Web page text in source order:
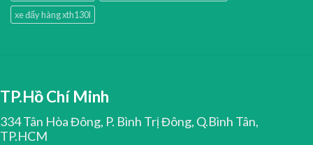
xe đẩy hàng xth130l
TP.Hồ Chí Minh
334 Tân Hòa Đông, P. Bình Trị Đông, Q.Bình Tân,
TP.HCM